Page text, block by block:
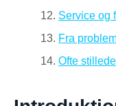
Service og
Fra
Ofte